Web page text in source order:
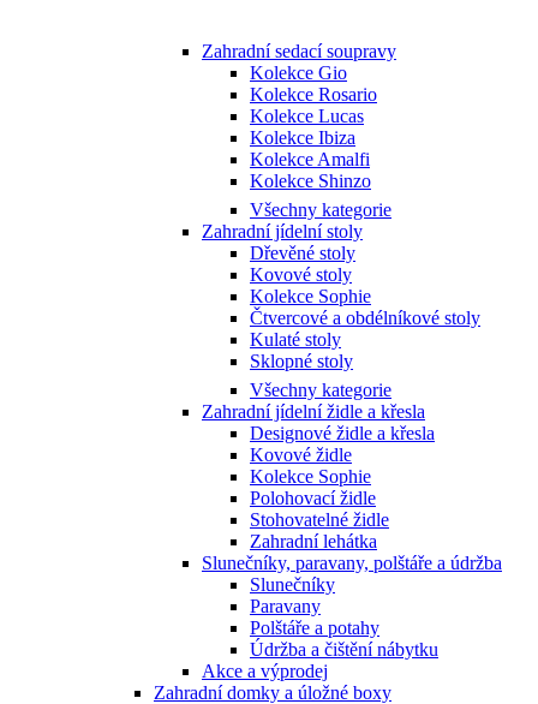
Zahradní sedací soupravy
Kolekce Gio
Kolekce Rosario
Kolekce Lucas
Kolekce Ibiza
Kolekce Amalfi
Kolekce Shinzo
Všechny kategorie
Zahradní jídelní stoly
Dřevěné stoly
Kovové stoly
Kolekce Sophie
Čtvercové a obdélníkové stoly
Kulaté stoly
Sklopné stoly
Všechny kategorie
Zahradní jídelní židle a křesla
Designové židle a křesla
Kovové židle
Kolekce Sophie
Polohovací židle
Stohovatelné židle
Zahradní lehátka
Slunečníky, paravany, polštáře a údržba
Slunečníky
Paravany
Polštáře a potahy
Údržba a čištění nábytku
Akce a výprodej
Zahradní domky a úložné boxy